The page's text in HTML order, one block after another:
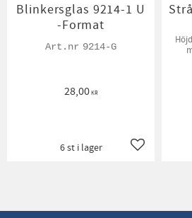
Blinkersglas 9214-1 U
-Format
9214-G
28,00KR
Lägg till i
6 st i lager